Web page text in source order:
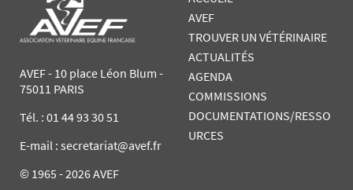
AVEF - 10 place Léon Blum -
75011 PARIS
Tél. : 01 44 93 30 51
E-mail : secretariat@avef.fr
© 1965 - 2026 AVEF
AVEF
TROUVER UN VÉTÉRINAIRE
ACTUALITÉS
AGENDA
COMMISSIONS
DOCUMENTATIONS/RESSO
URCES